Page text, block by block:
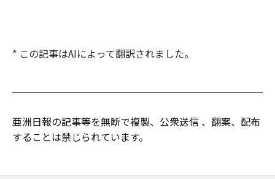
* この記事はAIによって翻訳されました。
亜洲日報の記事等を無断で複製、公衆送信 、翻案、配布
することは禁じられています。